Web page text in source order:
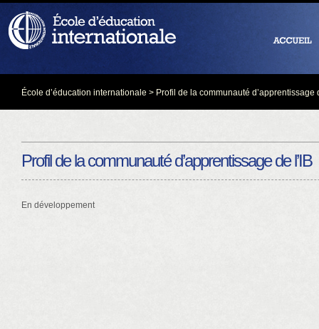
École d’éducation internationale > Profil de la communauté d’apprentissage
Profil de la communauté d’apprentissage de l’IB
En développement